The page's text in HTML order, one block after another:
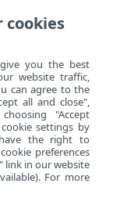
On-
cookies
you the best
website traffic,
can agree to the
all and close",
"Accept
settings by
the right to
preferences
link in our website
For more